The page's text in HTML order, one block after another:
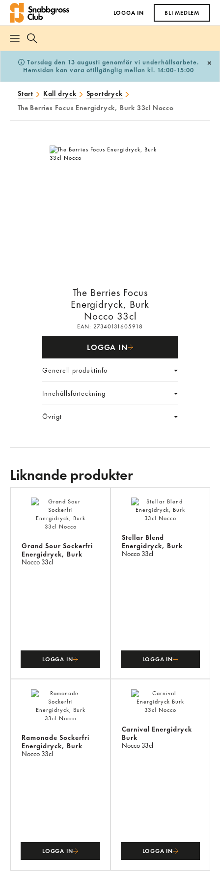
LOGGA IN BLI MEDLEM
Torsdag den 13 augusti genomför vi underhållsarbete.
Hemsidan kan vara otillgänglig mellan kl. 14:00-15:00
Start Kall dryck
Sportdryck
The Berries Focus Energidryck, Burk 33cl Nocco
The Berries Focus
Energidryck, Burk
Nocco 33cl
EAN: 27340131605918
LOGGA IN
Generell produktinfo
Innehållsförteckning
Övrigt
Liknande produkter
Grand Sour Sockerfri
Energidryck, Burk
Nocco 33cl
LOGGA IN
Stellar Blend
Energidryck, Burk
Nocco 33cl
LOGGA IN
Ramonade Sockerfri
Energidryck, Burk
Nocco 33cl
LOGGA IN
Carnival Energidryck
Burk
Nocco 33cl
LOGGA IN